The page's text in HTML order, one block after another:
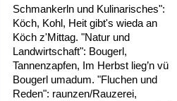
Schmankerln und Kulinarisches":
Köch, Kohl, Heit gibt's wieda an
Köch z'Mittag. "Natur und
Landwirtschaft": Bougerl,
Tannenzapfen, Im Herbst lieg’n vü
Bougerl umadum. "Fluchen und
Reden": raunzen/Rauzerei,